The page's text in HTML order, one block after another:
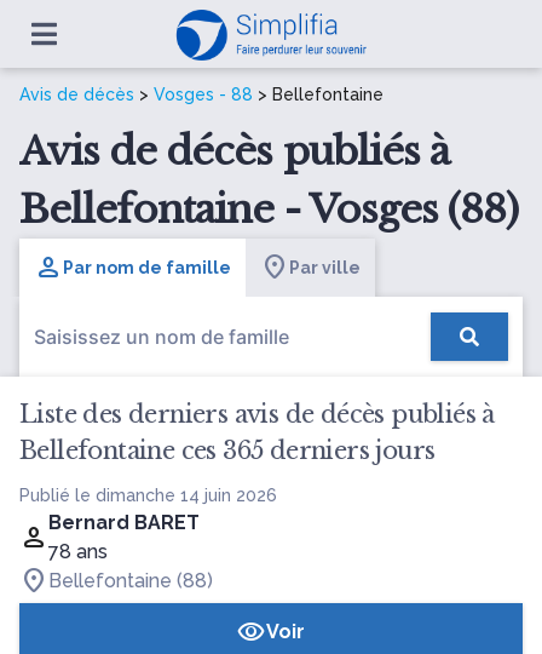
Avis de décès > Vosges - 88 > Bellefontaine
Avis de décès publiés à
Bellefontaine - Vosges (88)
Par nom de famille Par ville
Liste des derniers avis de décès publiés à
Bellefontaine ces 365 derniers jours
Publié le dimanche 14 juin 2026
Bernard BARET
78 ans
Bellefontaine (88)
Voir